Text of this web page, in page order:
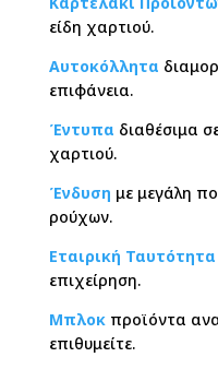
είδη χαρτιού.
Αυτοκόλλητα
επιφάνεια.
Έντυπα διαθέσιμα
χαρτιού.
Ένδυση με μεγάλη
ρούχων.
Εταιρική Ταυτότητα
επιχείρηση.
Μπλοκπροϊόντα
επιθυμείτε.